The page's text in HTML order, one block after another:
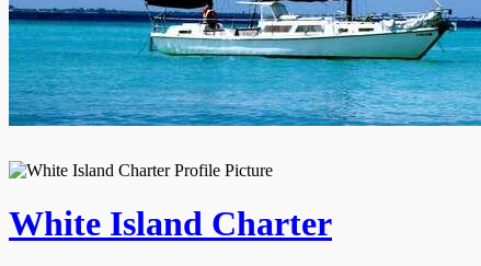
White Island Charter